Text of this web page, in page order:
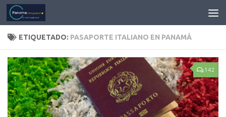
ETIQUETADO: PASAPORTE ITALIANO EN PANAMÁ
142